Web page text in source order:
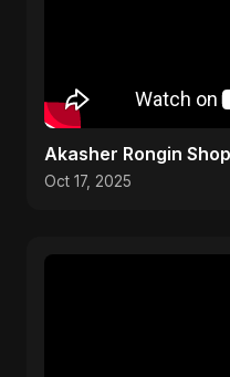
Akasher Rongin
Oct 17, 2025